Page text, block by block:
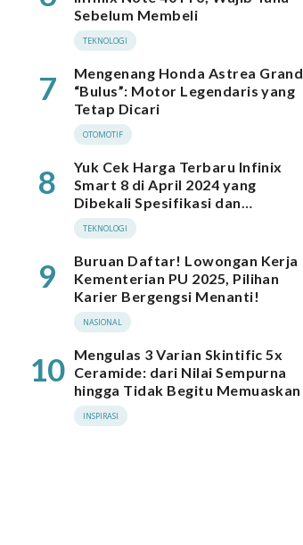
Sebelum Membeli
TEKNOLOGI
7
Mengenang Honda Astrea Grand
“Bulus”: Motor Legendaris yang
Tetap Dicari
OTOMOTIF
8
Yuk Cek Harga Terbaru Infinix
Smart 8 di April 2024 yang
Dibekali Spesifikasi dan
Performa Menarik
TEKNOLOGI
9
Buruan Daftar! Lowongan Kerja
Kementerian PU 2025, Pilihan
Karier Bergengsi Menanti!
NASIONAL
10 Mengulas 3 Varian Skintific 5x
Ceramide: dari Nilai Sempurna
hingga Tidak Begitu Memuaskan
INSPIRASI